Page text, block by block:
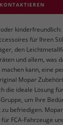
kinderfreundlich:
für Ihren
den
und allem, was
kann, eine
Mopar
die ideale Lösung
um Ihre
zu befriedigen.
FCA-Fahrzeuge